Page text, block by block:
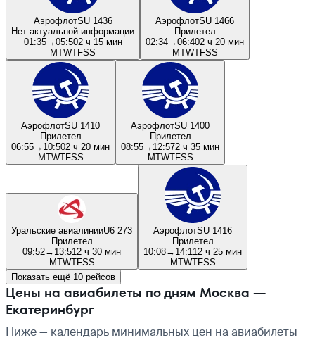
АэрофлотSU 1436
Нет актуальной информации
01:35→05:502 ч 15 мин
MTWTFSS
АэрофлотSU 1466
Прилетел
02:34→06:402 ч 20 мин
MTWTFSS
АэрофлотSU 1410
Прилетел
06:55→ 10:502 ч 20 мин
MTWTFSS
АэрофлотSU 1400
Прилетел
08:55→ 12:572 ч 35 мин
MTWTFSS
Уральские авиалинииU6 273
Прилетел
09:52→ 13:51 2 ч 30 мин
MTWTFSS
АэрофлотSU 1416
Прилетел
10:08→ 14:11 2 ч 25 мин
MTWTFSS
Показать ещё 10 рейсов
Цены на авиабилеты по дням Москва —
Екатеринбург
Ниже — календарь минимальных цен на авиабилеты